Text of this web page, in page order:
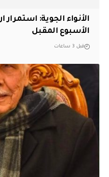
الأنواء الجوية: استمرار
الأسبوع المقبل
قبل 3 ساعات